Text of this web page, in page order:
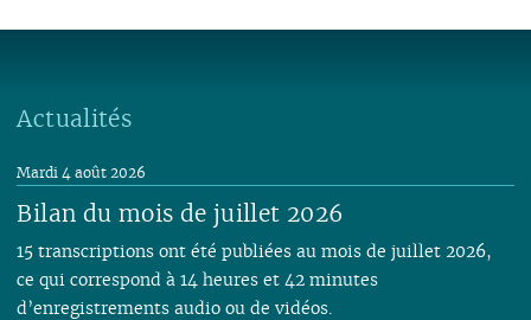
Actualités
Bilan du mois de juillet 2026
Mardi 4 août 2026
15 transcriptions ont été publiées au mois de juillet 2026,
ce qui correspond à 14 heures et 42 minutes
d’enregistrements audio ou de vidéos.